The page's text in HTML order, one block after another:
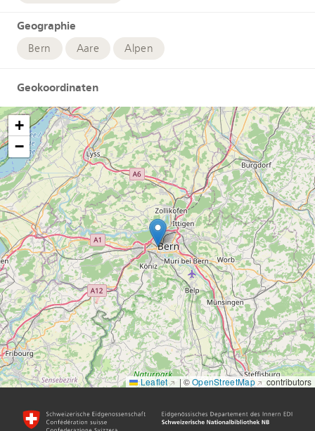
Geographie
Bern Aare Alpen
Geokoordinaten
+
−
Leaflet | ©OpenStreetMap contributors